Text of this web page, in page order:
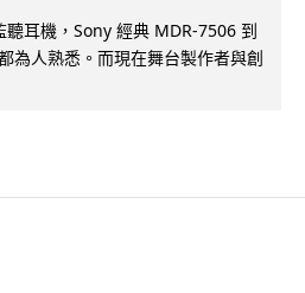
耳機，Sony 經典 MDR-7506 到
為人熟悉。而現在舞台製作者與創